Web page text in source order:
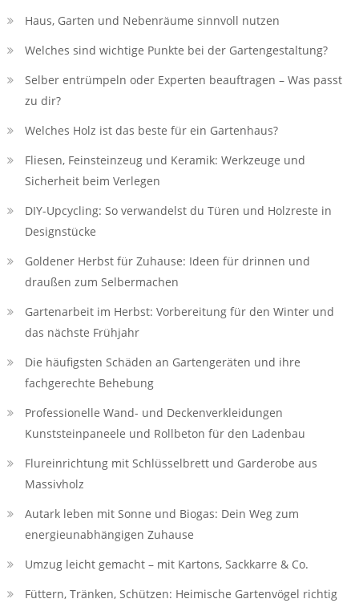
Haus, Garten und Nebenräume sinnvoll nutzen
Welches sind wichtige Punkte bei der Gartengestaltung?
Selber entrümpeln oder Experten beauftragen – Was passt
zu dir?
Welches Holz ist das beste für ein Gartenhaus?
Fliesen, Feinsteinzeug und Keramik: Werkzeuge und
Sicherheit beim Verlegen
DIY-Upcycling: So verwandelst du Türen und Holzreste in
Designstücke
Goldener Herbst für Zuhause: Ideen für drinnen und
draußen zum Selbermachen
Gartenarbeit im Herbst: Vorbereitung für den Winter und
das nächste Frühjahr
Die häufigsten Schäden an Gartengeräten und ihre
fachgerechte Behebung
Professionelle Wand- und Deckenverkleidungen
Kunststeinpaneele und Rollbeton für den Ladenbau
Flureinrichtung mit Schlüsselbrett und Garderobe aus
Massivholz
Autark leben mit Sonne und Biogas: Dein Weg zum
energieunabhängigen Zuhause
Umzug leicht gemacht – mit Kartons, Sackkarre & Co.
Füttern, Tränken, Schützen: Heimische Gartenvögel richtig